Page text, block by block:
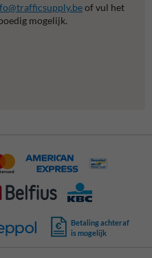
of vul het
mogelijk.
Betaling achteraf
is mogelijk